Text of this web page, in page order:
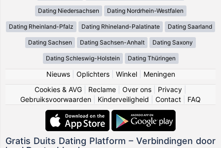
Dating Niedersachsen Dating Nordrhein-Westfalen
Dating Rheinland-Pfalz Dating Rhineland-Palatinate Dating Saarland
Dating Sachsen Dating Sachsen-Anhalt Dating Saxony
Dating Schleswig-Holstein Dating Thüringen
Nieuws| Oplichters| Winkel| Meningen
Cookies & AVG
Reclame Over ons Privacy
Gebruiksvoorwaarden
Kinderveiligheid Contact FAQ
Gratis Duits Dating Platform – Verbindingen door